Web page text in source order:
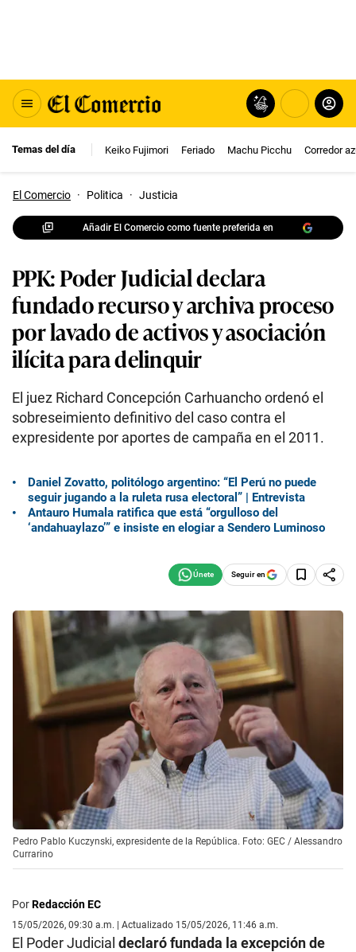
Temas del día Keiko Fujimori Feriado Machu Picchu Corredor
El Comercio · Politica · Justicia
Añadir El Comercio como fuente preferida en
PPK: Poder Judicial declara
fundado recurso y archiva proceso
por lavado de activos y asociación
ilícita para delinquir
El juez Richard Concepción Carhuancho ordenó el
sobreseimiento definitivo del caso contra el
expresidente por aportes de campaña en el 2011.
Daniel Zovatto, politólogo argentino: “El Perú no puede
seguir jugando a la ruleta rusa electoral” | Entrevista
Antauro Humala ratifica que está “orgulloso del
‘andahuaylazo’” e insiste en elogiar a Sendero Luminoso
Seguir en
Pedro Pablo Kuczynski, expresidente de la República. Foto: GEC / Alessandro
Currarino
PorRedacción EC
15/05/2026, 09:30 a.m. | Actualizado 15/05/2026, 11:46 a.m.
El Poder Judicial declaró fundada la excepción de